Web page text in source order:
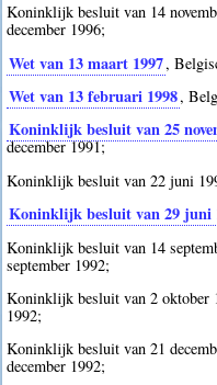
Koninklijk besluit van 14
december 1996;
Wet van 13 maart 1997,
Wet van 13 februari 1998,
Koninklijk besluit van 25
december 1991;
Koninklijk besluit van 22 juni
Koninklijk besluit van 29 juni
Koninklijk besluit van 14
september 1992;
Koninklijk besluit van 2 oktober
1992;
Koninklijk besluit van 21
december 1992;